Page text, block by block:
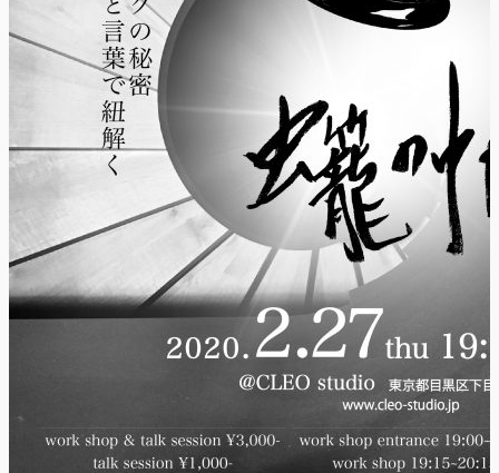
Zabu
PARCO PRODUCE
GEGEGAY 2025
TOUR』
「GREENROOM
FESTIVAL 20th
Anniversary」レポ
ート！